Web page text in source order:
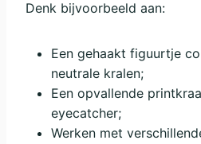
Denk bijvoorbeeld aan:
Een gehaakt figuurtje
neutrale kralen;
Een opvallende
eyecatcher;
Werken met